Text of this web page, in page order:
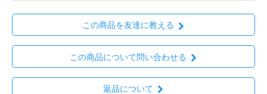
この商品を友達に教える
この商品について問い合わせる
返品について